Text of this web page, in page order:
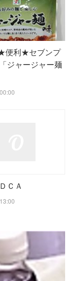
便利★セブンプ
ジャージャー麺
ＣＡ